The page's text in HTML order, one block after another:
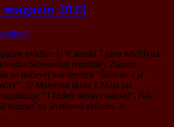
2023
uvidíte: 1/ V stredu 7.júna navštívila
Slovenskej republiky Zuzana
na tlačovej konferencii “Štiavnica je
2/ Materská škola 1.Mája pri
“Týždeň detskej radosti“. Nás
pozrieť na štvrtkovú aktivitu. 3/